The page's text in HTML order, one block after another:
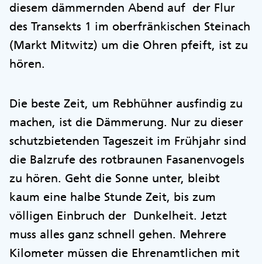
diesem dämmernden Abend auf der Flur
des Transekts 1 im oberfränkischen Steinach
(Markt Mitwitz) um die Ohren pfeift, ist zu
hören.
Die beste Zeit, um Rebhühner ausfindig zu
machen, ist die Dämmerung. Nur zu dieser
schutzbietenden Tageszeit im Frühjahr sind
die Balzrufe des rotbraunen Fasanenvogels
zu hören. Geht die Sonne unter, bleibt
kaum eine halbe Stunde Zeit, bis zum
völligen Einbruch der Dunkelheit. Jetzt
muss alles ganz schnell gehen. Mehrere
Kilometer müssen die Ehrenamtlichen mit